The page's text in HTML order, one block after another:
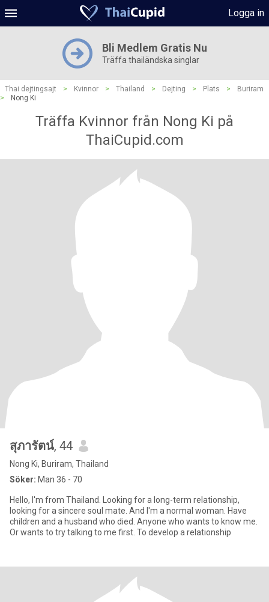
Logga in
Bli Medlem Gratis Nu
Träffa thailändska singlar
Thai dejtingsajt > Kvinnor > Thailand > Dejting > Plats >
Buriram
>
Nong Ki
Träffa Kvinnor från Nong Ki på
ThaiCupid.com
สุภารัตน์, 44
Nong Ki, Buriram, Thailand
Söker: Man 36 - 70
Hello, I'm from Thailand. Looking for a long-term relationship,
looking for a sincere soul mate. And I'm a normal woman. Have
children and a husband who died. Anyone who wants to know me.
Or wants to try talking to me first. To develop a relationship